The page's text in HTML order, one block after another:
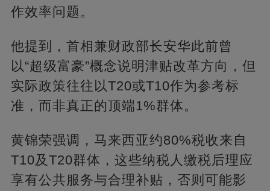
作效率问题。
他提到，首相兼财政部长安华此前曾
以“超级富豪”概念说明津贴改革方向，但
实际政策往往以T20或T10作为参考标
准，而非真正的顶端1%群体。
黄锦荣强调，马来西亚约80%税收来自
T10及T20群体，这些纳税人缴税后理应
享有公共服务与合理补贴，否则可能影